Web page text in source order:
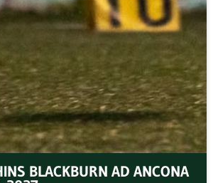
BLACKBURN AD ANCONA